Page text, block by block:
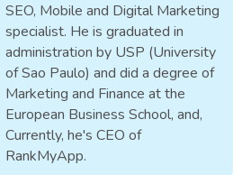
SEO, Mobile and Digital Marketing
specialist. He is graduated in
administration by USP (University
of Sao Paulo) and did a degree of
Marketing and Finance at the
European Business School, and,
Currently, he's CEO of
RankMyApp.